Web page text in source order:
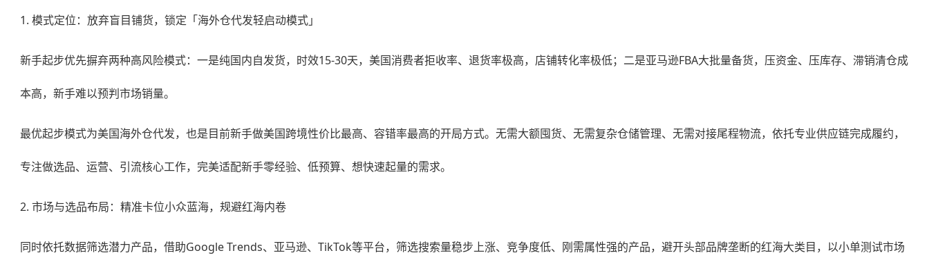
1. 模式定位：放弃盲目铺货，锁定「海外仓代发轻启动模式」
新手起步优先摒弃两种高风险模式：一是纯国内自发货，时效15-30天，美国消费者拒收率、退货率极高，店铺转化率极低；二是亚马逊FBA大批量备货，压资金、压库存、滞销清仓成
本高，新手难以预判市场销量。
最优起步模式为美国海外仓代发，也是目前新手做美国跨境性价比最高、容错率最高的开局方式。无需大额囤货、无需复杂仓储管理、无需对接尾程物流，依托专业供应链完成履约，
专注做选品、运营、引流核心工作，完美适配新手零经验、低预算、想快速起量的需求。
2. 市场与选品布局：精准卡位小众蓝海，规避红海内卷
同时依托数据筛选潜力产品，借助Google Trends、亚马逊、TikTok等平台，筛选搜索量稳步上涨、竞争度低、刚需属性强的产品，避开头部品牌垄断的红海大类目，以小单测试市场